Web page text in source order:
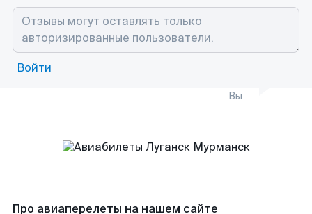
Войти
Вы
Про авиаперелеты на нашем сайте